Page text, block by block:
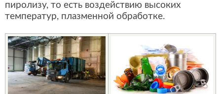
пиролизу, то есть воздействию высоких
температур, плазменной обработке.